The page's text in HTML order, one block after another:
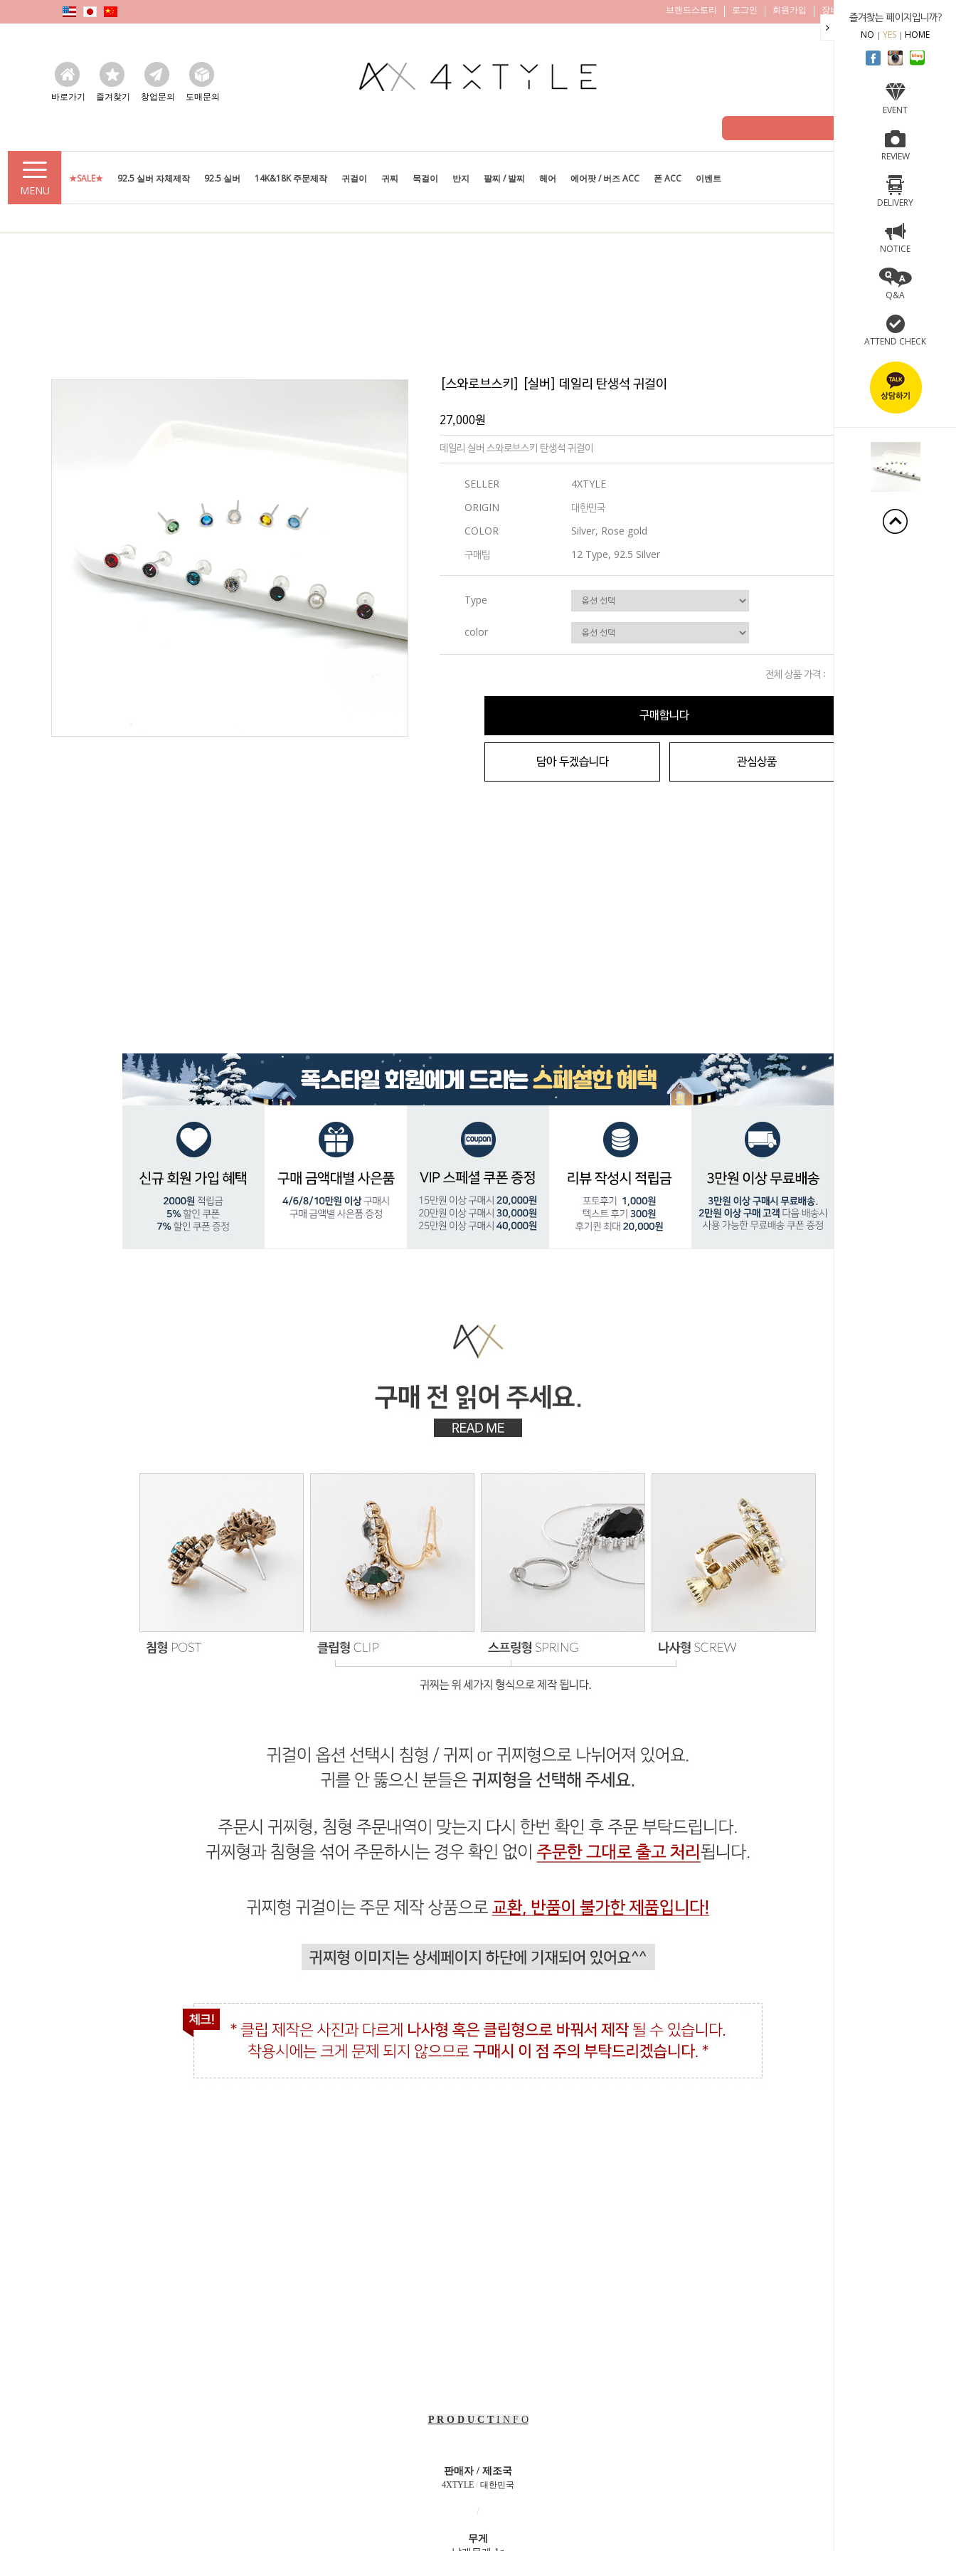
즐겨찾는 페이지입니까?
NO YES HOME
EVENT
REVIEW
DELIVERY
NOTICE
Q&A
ATTEND CHECK
브랜드스토리 로그인 회원가입 장바구니
바로가기 즐겨찾기 창업문의 도매문의
MENU
★SALE★ 92.5 실버 자체제작 92.5 실버 14K&18K 주문제작 귀걸이 귀찌 목걸이 반지 팔찌 / 발찌 헤어 에어팟 / 버즈 ACC 폰 ACC 이벤트
[스와로브스키] [실버] 데일리 탄생석 귀걸이
27,000원
데일리 실버 스와로브스키 탄생석 귀걸이
SELLER
4XTYLE
ORIGIN
대한민국
COLOR
Silver, Rose gold
구매팁
12 Type, 92.5 Silver
Type
color
전체 상품 가격 :
구매합니다
담아 두겠습니다 관심상품
P R O D U C T I N F O
판매자 / 제조국
4XTYLE / 대한민국
/
무게